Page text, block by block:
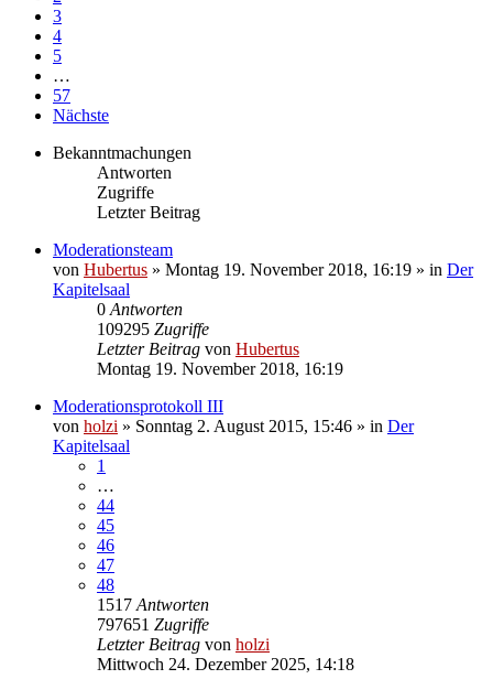
3
4
5
…
57
Nächste
Bekanntmachungen
Antworten
Zugriffe
Letzter Beitrag
Moderationsteam
von Hubertus » Montag 19. November 2018, 16:19 » in Der
Kapitelsaal
0 Antworten
109295 Zugriffe
Letzter Beitrag von Hubertus
Montag 19. November 2018, 16:19
Moderationsprotokoll III
von holzi » Sonntag 2. August 2015, 15:46 » in Der
Kapitelsaal
1
…
44
45
46
47
48
1517 Antworten
797651 Zugriffe
Letzter Beitrag von holzi
Mittwoch 24. Dezember 2025, 14:18